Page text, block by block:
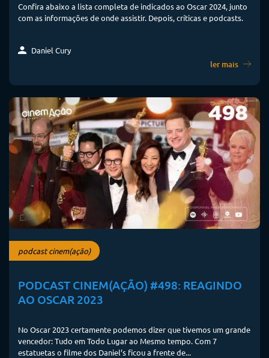
Confira abaixo a lista completa de indicados ao Oscar 2024, junto
com as informações de onde assistir. Depois, críticas e podcasts.
Daniel Cury
ler mais
podcast cinem(ação)
PODCAST CINEM(AÇÃO) #498: REAGINDO
AO OSCAR 2023
No Oscar 2023 certamente podemos dizer que tivemos um grande
vencedor: Tudo em Todo Lugar ao Mesmo tempo. Com 7
estatuetas o filme dos Daniel’s ficou a frente de...